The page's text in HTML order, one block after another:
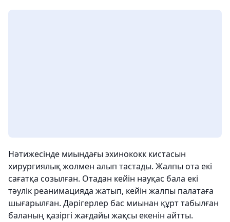
Нәтижесінде миындағы эхинококк кистасын
хирургиялық жолмен алып тастады. Жалпы ота екі
сағатқа созылған. Отадан кейін науқас бала екі
тәулік реанимацияда жатып, кейін жалпы палатаға
шығарылған. Дәрігерлер бас миынан құрт табылған
баланың қазіргі жағдайы жақсы екенін айтты.